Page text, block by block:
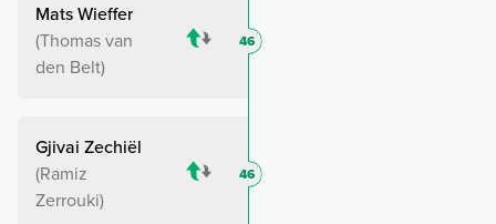
Mats Wieffer
Thomas van
den Belt
46
Gjivai Zechiël
Ramiz
Zerrouki
46